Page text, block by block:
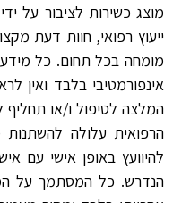
מוצג כשירות לציבור על
ייעוץ רפואי, חוות דעת
מומחה בכל תחום. כל מידע
אינפורמטיבי בלבד ואין
המלצה לטיפול ו/או תחליף
הרפואית עלולה
להיוועץ באופן אישי עם
הנדרש. כל המסתמך על